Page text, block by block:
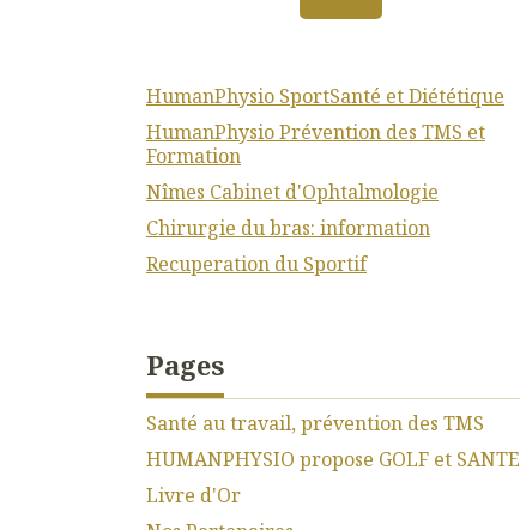
HumanPhysio SportSanté et Diététique
HumanPhysio Prévention des TMS et
Formation
Nîmes Cabinet d'Ophtalmologie
Chirurgie du bras: information
Recuperation du Sportif
Pages
Santé au travail, prévention des TMS
HUMANPHYSIO propose GOLF et SANTE
Livre d'Or